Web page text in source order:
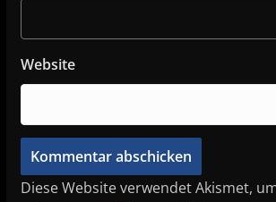
Website
Diese Website verwendet Akismet,